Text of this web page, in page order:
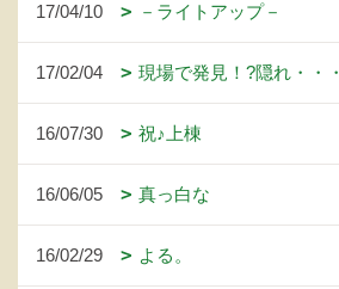
17/04/10 －ライトアップ－
17/02/04 現場で発見！?隠れ・・・
16/07/30 祝♪上棟
16/06/05 真っ白な
16/02/29 よる。